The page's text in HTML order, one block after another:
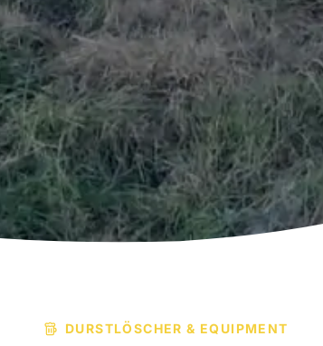
DURSTLÖSCHER & EQUIPMENT